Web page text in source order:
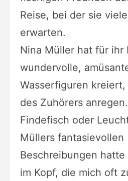
Reise, bei der sie
erwarten.
Nina Müller hat für ihr
wundervolle,
Wasserfiguren
des Zuhörers
Findefisch oder
Müllers fantasievollen
Beschreibungen hatte
im Kopf, die mich oft